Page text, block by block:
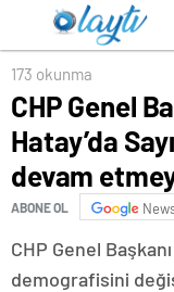
karar verdik
173 okunma
CHP Genel
Hatay’da
devam
ABONE OL
CHP Genel
demografisini